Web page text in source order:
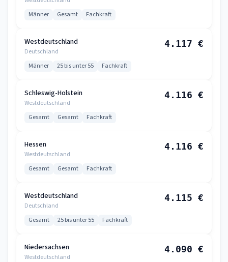
Männer Gesamt Fachkraft
Westdeutschland
Deutschland
4.117 €
Männer 25 bis unter 55 Fachkraft
Schleswig-Holstein
Westdeutschland
4.116 €
Gesamt Gesamt Fachkraft
Hessen
Westdeutschland
4.116 €
Gesamt Gesamt Fachkraft
Westdeutschland
Deutschland
4.115 €
Gesamt 25 bis unter 55 Fachkraft
Niedersachsen
Westdeutschland
4.090 €